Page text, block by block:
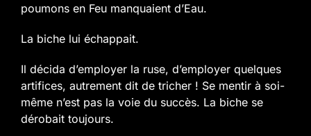
poumons en Feu manquaient d’Eau.
La biche lui échappait.
Il décida d’employer la ruse, d’employer quelques
artifices, autrement dit de tricher ! Se mentir à soi-
même n’est pas la voie du succès. La biche se
dérobait toujours.